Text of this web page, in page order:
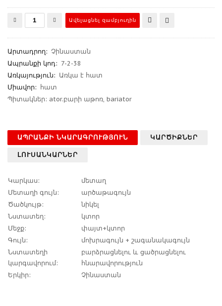
Արտադրող: Չինաստան
Ապրանքի կոդ: 7-2-38
Առկայություն: Առկա է հատ
Միավոր: հատ
Պիտակներ: ator.բարի աթոռ, bariator
ԱՊՐԱՆՔԻ ՆԿԱՐԱԳՐՈՒԹՅՈՒՆ ԿԱՐԾԻՔՆԵՐ
ԼՈՒՍԱՆԿԱՐՆԵՐ
Կարկաս:
մետաղ
Մետաղի գույն:
արծաթագույն
Ծածկույթ:
նիկել
Նստատեղ:
կտոր
Մեջք:
փայտ+կտոր
Գույն:
մոխրագույն + շագանակագույն
Նստատեղի
կարգավորում:
բարձրացնելու և ցածրացնելու
հնարավորություն
Երկիր:
Չինաստան